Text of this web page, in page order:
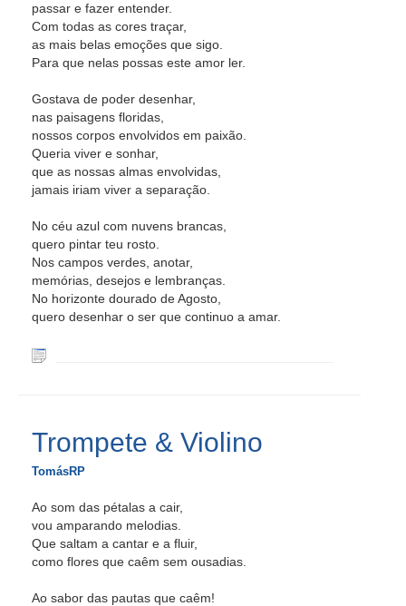
passar e fazer entender.
Com todas as cores traçar,
as mais belas emoções que sigo.
Para que nelas possas este amor ler.
Gostava de poder desenhar,
nas paisagens floridas,
nossos corpos envolvidos em paixão.
Queria viver e sonhar,
que as nossas almas envolvidas,
jamais iriam viver a separação.
No céu azul com nuvens brancas,
quero pintar teu rosto.
Nos campos verdes, anotar,
memórias, desejos e lembranças.
No horizonte dourado de Agosto,
quero desenhar o ser que continuo a amar.
Trompete & Violino
TomásRP
Ao som das pétalas a cair,
vou amparando melodias.
Que saltam a cantar e a fluir,
como flores que caêm sem ousadias.
Ao sabor das pautas que caêm!